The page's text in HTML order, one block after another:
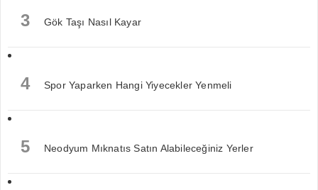
3 Gök Taşı Nasıl Kayar
4 Spor Yaparken Hangi Yiyecekler Yenmeli
5 Neodyum Mıknatıs Satın Alabileceğiniz Yerler